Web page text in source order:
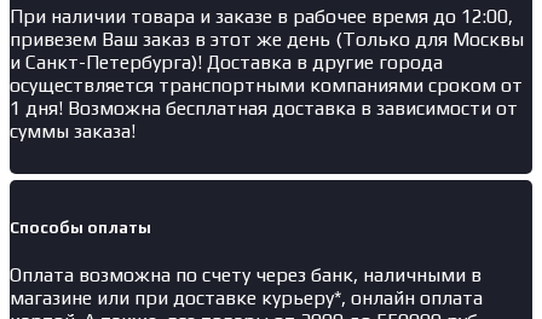
При наличии товара и заказе в рабочее время до 12:00,
привезем Ваш заказ в этот же день (Только для Москвы
и Санкт-Петербурга)! Доставка в другие города
осуществляется транспортными компаниями сроком от
1 дня! Возможна бесплатная доставка в зависимости от
суммы заказа!
Способы оплаты
Оплата возможна по счету через банк, наличными в
магазине или при доставке курьеру*, онлайн оплата